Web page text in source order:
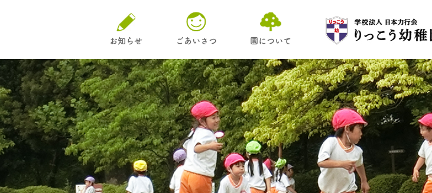
お知らせ ごあいさつ 園について